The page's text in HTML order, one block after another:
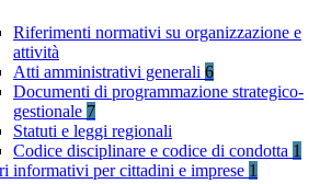
Riferimenti normativi su organizzazione e
attività
Atti amministrativi generali 6
Documenti di programmazione strategico-
gestionale 7
Statuti e leggi regionali
Codice disciplinare e codice di condotta 1
informativi per cittadini e imprese 1